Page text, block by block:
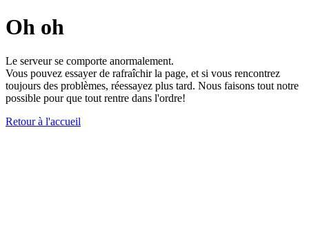
Oh oh
Le serveur se comporte anormalement.
Vous pouvez essayer de rafraîchir la page, et si vous rencontrez
toujours des problèmes, réessayez plus tard. Nous faisons tout notre
possible pour que tout rentre dans l'ordre!
Retour à l'accueil